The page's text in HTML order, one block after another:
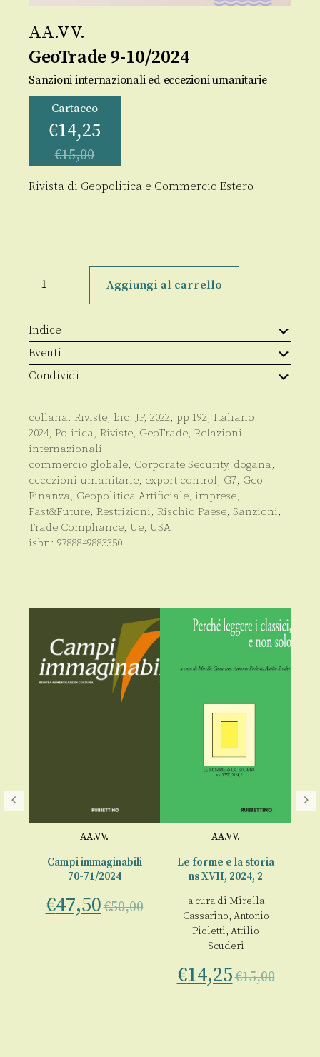
AA.VV.
GeoTrade 9-10/2024
Sanzioni internazionali ed eccezioni umanitarie
Cartaceo
€14,25
€15,00
Rivista di Geopolitica e Commercio Estero
Aggiungi al carrello
Indice
Eventi
Condividi
collana: Riviste, bic: JP, 2022, pp 192, Italiano
2024, Politica, Riviste, GeoTrade, Relazioni
internazionali
commercio globale, Corporate Security, dogana,
eccezioni umanitarie, export control, G7, Geo-
Finanza, Geopolitica Artificiale, imprese,
Past&Future, Restrizioni, Rischio Paese, Sanzioni,
Trade Compliance, Ue, USA
isbn: 9788849883350
AA.VV.
Campi immaginabili
70-71/2024
€47,50€50,00
AA.VV.
Le forme e la storia
ns XVII, 2024, 2
a cura di Mirella
Cassarino, Antonio
Pioletti, Attilio
Scuderi
€14,25€15,00